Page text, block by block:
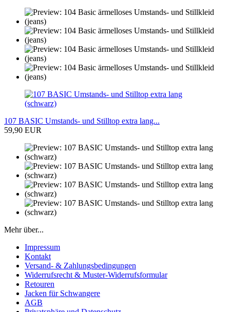
107 BASIC Umstands- und Stilltop extra lang...
59,90 EUR
Mehr über...
Impressum
Kontakt
Versand- & Zahlungsbedingungen
Widerrufsrecht & Muster-Widerrufsformular
Retouren
Jacken für Schwangere
AGB